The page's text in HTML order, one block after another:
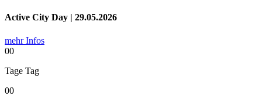
Active City Day | 29.05.2026
mehr Infos
00
Tage Tag
00